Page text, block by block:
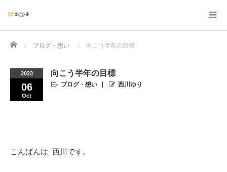
Home ブログ・想い 向こう半年の目標
2023
06
Oct
向こう半年の目標
ブログ・想い 西川ゆり
こんばんは 西川です。